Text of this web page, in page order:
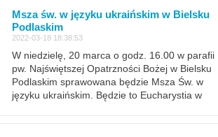
Msza św. w języku ukraińskim w Bielsku
Podlaskim
2022-03-18 18:38:53
W niedzielę, 20 marca o godz. 16.00 w parafii
pw. Najświętszej Opatrzności Bożej w Bielsku
Podlaskim sprawowana będzie Msza Św. w
języku ukraińskim. Będzie to Eucharystia w